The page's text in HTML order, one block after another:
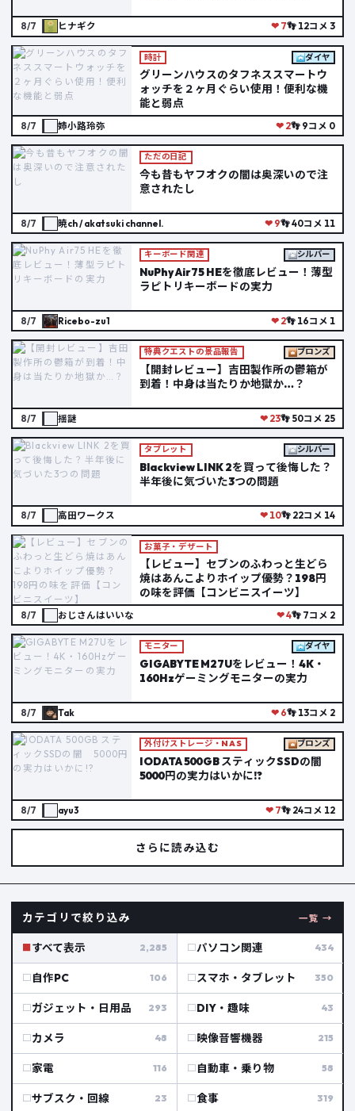
カテゴリで絞り込み 一覧 →
すべて表示 2,285 パソコン関連 434
自作PC 106 スマホ・タブレット 350
ガジェット・日用品 293 DIY・趣味 43
カメラ 48 映像音響機器 215
家電 116 自動車・乗り物 58
サブスク・回線 23 食事 319
8/7 ヒナギク ❤ 7👣 12コメ 3
時計 ダイヤ
グリーンハウスのタフネススマートウ
ォッチを２ヶ月ぐらい使用！便利な機
能と弱点
8/7 姉小路玲弥 ❤ 2👣 9コメ 0
ただの日記
今も昔もヤフオクの闇は奥深いので注
意されたし
8/7 暁ch / akatsuki channel. ❤ 9👣 40コメ 11
キーボード関連 シルバー
NuPhy Air75 HEを徹底レビュー！薄型
ラピトリキーボードの実力
8/7 Ricebo-zu1 ❤ 2👣 16コメ 1
特典クエストの景品報告 ブロンズ
【開封レビュー】吉田製作所の鬱箱が
到着！中身は当たりか地獄か…？
8/7 揺謎 ❤ 23👣 50コメ 25
タブレット シルバー
Blackview LINK 2を買って後悔した？
半年後に気づいた3つの問題
8/7 高田ワークス ❤ 10👣 22コメ 14
お菓子・デザート
【レビュー】セブンのふわっと生どら
焼はあんこよりホイップ優勢？198円
の味を評価【コンビニスイーツ】
8/7 おじさんはいいな ❤ 4👣 7コメ 2
モニター ダイヤ
GIGABYTE M27Uをレビュー！4K・
160Hzゲーミングモニターの実力
8/7 Tak ❤ 6👣 13コメ 2
外付けストレージ・NAS ブロンズ
IODATA 500GB スティックSSDの闇
5000円の実力はいかに!?
8/7 ayu3 ❤ 7👣 24コメ 12
さらに読み込む